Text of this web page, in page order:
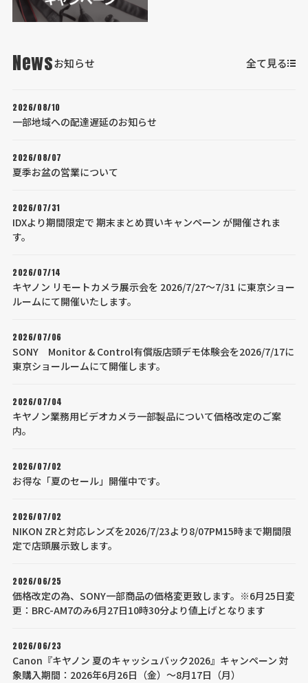
Newsお知らせ 全て見る
2026/08/10
一部地域への配達遅延のお知らせ
2026/08/07
夏季お盆の営業について
2026/07/31
IDXより期間限定で 期末まとめ買いキャンペーン が開催されま
す。
2026/07/14
キヤノン リモートカメラ展示会を 2026/7/27～7/31 に東京ショー
ルームにて開催いたします。
2026/07/06
SONY Monitor & Control有償版店頭デモ体験会を2026/7/17に
東京ショールームにて開催します。
2026/07/04
キヤノン業務用ビデオカメラ一部製品について価格改定のご案
内。
2026/07/02
お得な「夏のセール」開催中です。
2026/07/02
NIKON ZRと対応レンズを2026/7/23より8/07PM15時まで期間限
定で店頭展示致します。
2026/06/25
価格改定の為、SONY一部商品の価格変更致します。※6月25日変
更：BRC-AM7のみ6月27日10時30分より値上げとなります
2026/06/23
Canon『キヤノン 夏のキャッシュバック2026』キャンペーン 対
象購入期間：2026年6月26日（金）～8月17日（月）